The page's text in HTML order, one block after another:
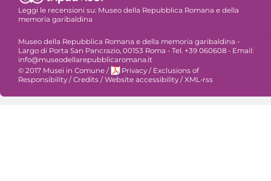
Leggi le recensioni su: Museo della Repubblica Romana e della
memoria garibaldina
Museo della Repubblica Romana e della memoria garibaldina -
Largo di Porta San Pancrazio, 00153 Roma - Tel. +39 060608 - Email:
info@museodellarepubblicaromana.it
© 2017 Musei in Comune / Privacy / Exclusions of
Responsibility / Credits / Website accessibility / XML-rss